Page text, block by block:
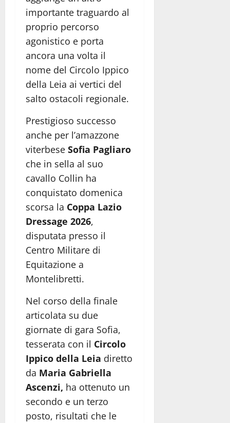
importante traguardo al
proprio percorso
agonistico e porta
ancora una volta il
nome del Circolo Ippico
della Leia ai vertici del
salto ostacoli regionale.
Prestigioso successo
anche per l’amazzone
viterbese Sofia Pagliaro
che in sella al suo
cavallo Collin ha
conquistato domenica
scorsa la Coppa Lazio
Dressage 2026,
disputata presso il
Centro Militare di
Equitazione a
Montelibretti.
Nel corso della finale
articolata su due
giornate di gara Sofia,
tesserata con il Circolo
Ippico della Leia diretto
da Maria Gabriella
Ascenzi, ha ottenuto un
secondo e un terzo
posto, risultati che le